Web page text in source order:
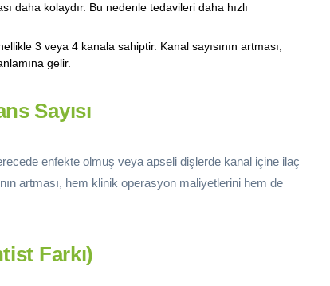
daha kolaydır. Bu nedenle tedavileri daha hızlı
3 veya 4 kanala sahiptir. Kanal sayısının artması,
gelir.
Sayısı
enfekte olmuş veya apseli dişlerde kanal içine ilaç
artması, hem klinik operasyon maliyetlerini hem de
Farkı)